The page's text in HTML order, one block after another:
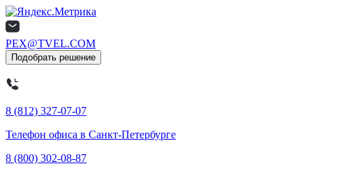
PEX@TVEL.COM
Подобрать решение
8 (812) 327-07-07
Телефон офиса в Санкт-Петербурге
8 (800) 302-08-87